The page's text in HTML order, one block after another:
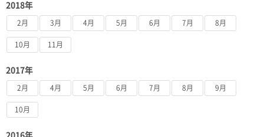
2018年
2月 3月 4月 5月 6月 7月 8月
10月 11月
2017年
2月 4月 5月 6月 7月 8月 9月
10月
2016年